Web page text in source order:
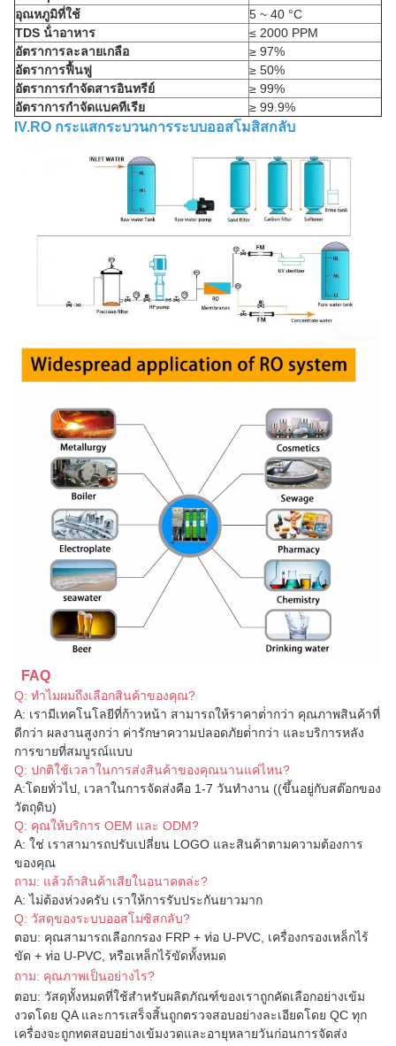
อุณหภูมิที่ใช้
5 ~ 40 °C
TDS น้ําอาหาร
≤ 2000 PPM
อัตราการละลายเกลือ
≥ 97%
อัตราการฟื้นฟู
≥ 50%
อัตราการกําจัดสารอินทรีย์
≥ 99%
อัตราการกําจัดแบคทีเรีย
≥ 99.9%
IV.RO กระแสกระบวนการระบบออสโมสิสกลับ
FAQ
Q: ทําไมผมถึงเลือกสินค้าของคุณ?
A: เรามีเทคโนโลยีที่ก้าวหน้า สามารถให้ราคาต่ํากว่า คุณภาพสินค้าที่
ดีกว่า ผลงานสูงกว่า ค่ารักษาความปลอดภัยต่ํากว่า และบริการหลัง
การขายที่สมบูรณ์แบบ
Q: ปกติใช้เวลาในการส่งสินค้าของคุณนานแค่ไหน?
A:โดยทั่วไป, เวลาในการจัดส่งคือ 1-7 วันทํางาน ((ขึ้นอยู่กับสต๊อกของ
วัตถุดิบ)
Q: คุณให้บริการ OEM และ ODM?
A: ใช่ เราสามารถปรับเปลี่ยน LOGO และสินค้าตามความต้องการ
ของคุณ
ถาม: แล้วถ้าสินค้าเสียในอนาคตล่ะ?
A: ไม่ต้องห่วงครับ เราให้การรับประกันยาวมาก
Q: วัสดุของระบบออสโมซิสกลับ?
ตอบ: คุณสามารถเลือกกรอง FRP + ท่อ U-PVC, เครื่องกรองเหล็กไร้
ขัด + ท่อ U-PVC, หรือเหล็กไร้ขัดทั้งหมด
ถาม: คุณภาพเป็นอย่างไร?
ตอบ: วัสดุทั้งหมดที่ใช้สําหรับผลิตภัณฑ์ของเราถูกคัดเลือกอย่างเข้ม
งวดโดย QA และการเสร็จสิ้นถูกตรวจสอบอย่างละเอียดโดย QC ทุก
เครื่องจะถูกทดสอบอย่างเข้มงวดและอายุหลายวันก่อนการจัดส่ง